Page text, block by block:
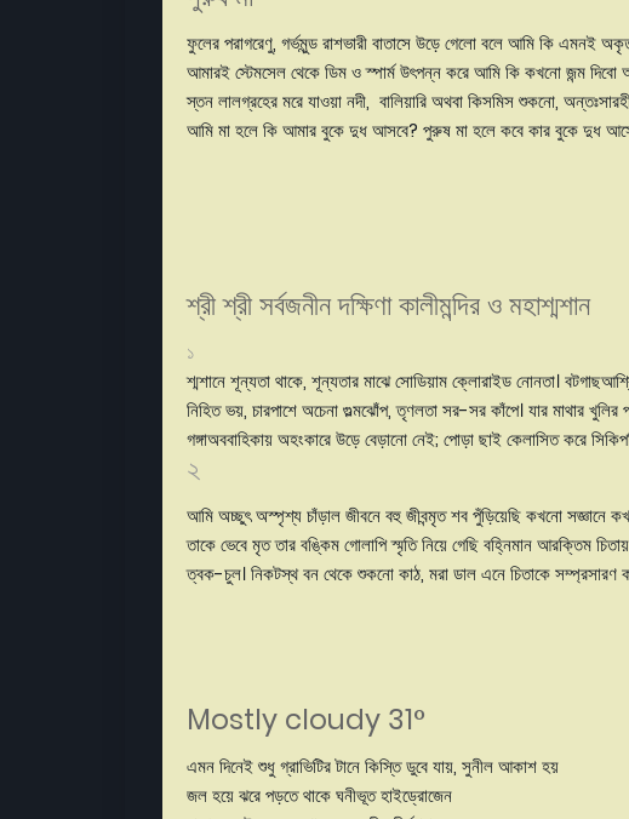
ফুলের পরাগরেণু, গর্ভমুন্ড রাশভারী বাতাসে উড়ে গেলো বলে আমি কি এমনই
আমারই স্টেমসেল থেকে ডিম ও স্পার্ম উৎপন্ন করে আমি কি কখনো জন্ম
স্তন লালগ্রহের মরে যাওয়া নদী, বালিয়ারি অথবা কিসমিস শুকনো,
আমি মা হলে কি আমার বুকে দুধ আসবে? পুরুষ মা হলে কবে কার বুকে দুধ
শ্রী শ্রী সর্বজনীন দক্ষিণা কালীমন্দির ও মহাশ্মশান
১
শ্মশানে শূন্যতা থাকে, শূন্যতার মাঝে সোডিয়াম ক্লোরাইড নোনতা।
নিহিত ভয়, চারপাশে অচেনা গুল্মঝোঁপ, তৃণলতা সর-সর কাঁপে। যার মাথার
গঙ্গাঅববাহিকায় অহংকারে উড়ে বেড়ানো নেই; পোড়া ছাই কেলাসিত করে
২
আমি অচ্ছুৎ অস্পৃশ্য চাঁড়াল জীবনে বহু জীবন্মৃত শব পুঁড়িয়েছি কখনো সজ্ঞানে
তাকে ভেবে মৃত তার বঙ্কিম গোলাপি স্মৃতি নিয়ে গেছি বহ্নিমান আরক্তিম
ত্বক-চুল। নিকটস্থ বন থেকে শুকনো কাঠ, মরা ডাল এনে চিতাকে
Mostly cloudy 31°
এমন দিনেই শুধু গ্রাভিটির টানে কিস্তি ডুবে যায়,
জল হয়ে ঝরে পড়তে থাকে ঘনীভূত হাইড্রোজেন